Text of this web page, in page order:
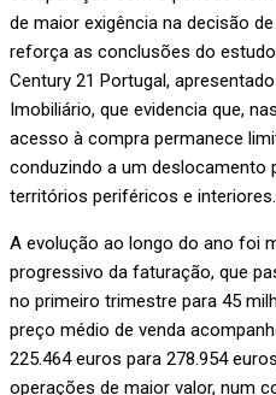
de maior exigência na decisão
reforça as conclusões do estudo
Century 21 Portugal,
Imobiliário, que evidencia que,
acesso à compra permanece
conduzindo a um deslocamento
territórios periféricos e interiores.
A evolução ao longo do ano foi
progressivo da faturação, que
no primeiro trimestre para 45
preço médio de venda
225.464 euros para 278.954
operações de maior valor, num